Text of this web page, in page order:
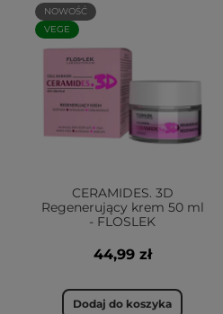
NOWOŚĆ
VEGE
CERAMIDES. 3D
Regenerujący krem 50 ml
- FLOSLEK
44,99 zł
Dodaj do koszyka